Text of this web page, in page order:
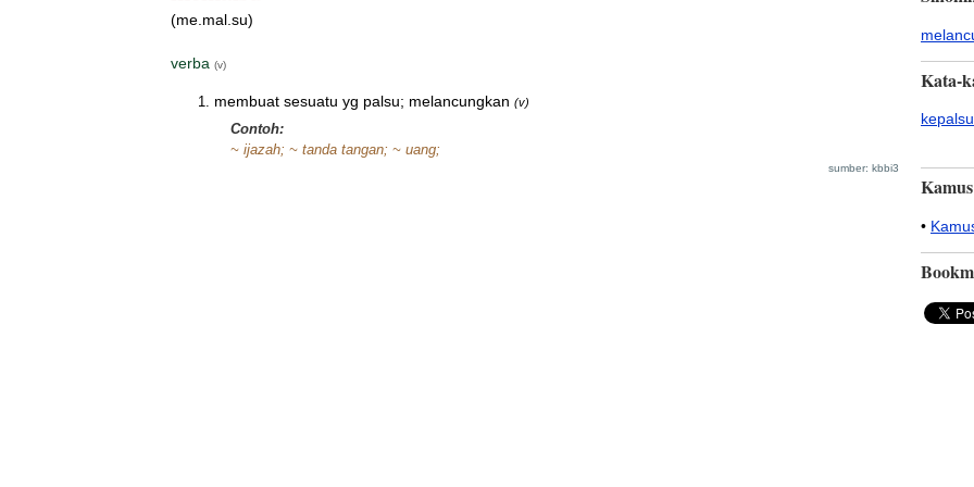
(me.mal.su)
verba (v)
membuat sesuatu yg palsu; melancungkan (v)
Contoh:
~ ijazah; ~ tanda tangan; ~ uang;
sumber: kbbi3
Kata-
•